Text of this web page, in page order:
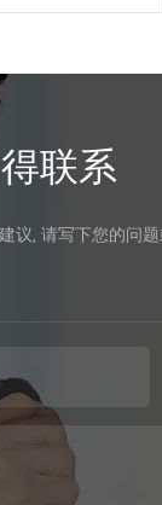
联系
议, 请写下您的问